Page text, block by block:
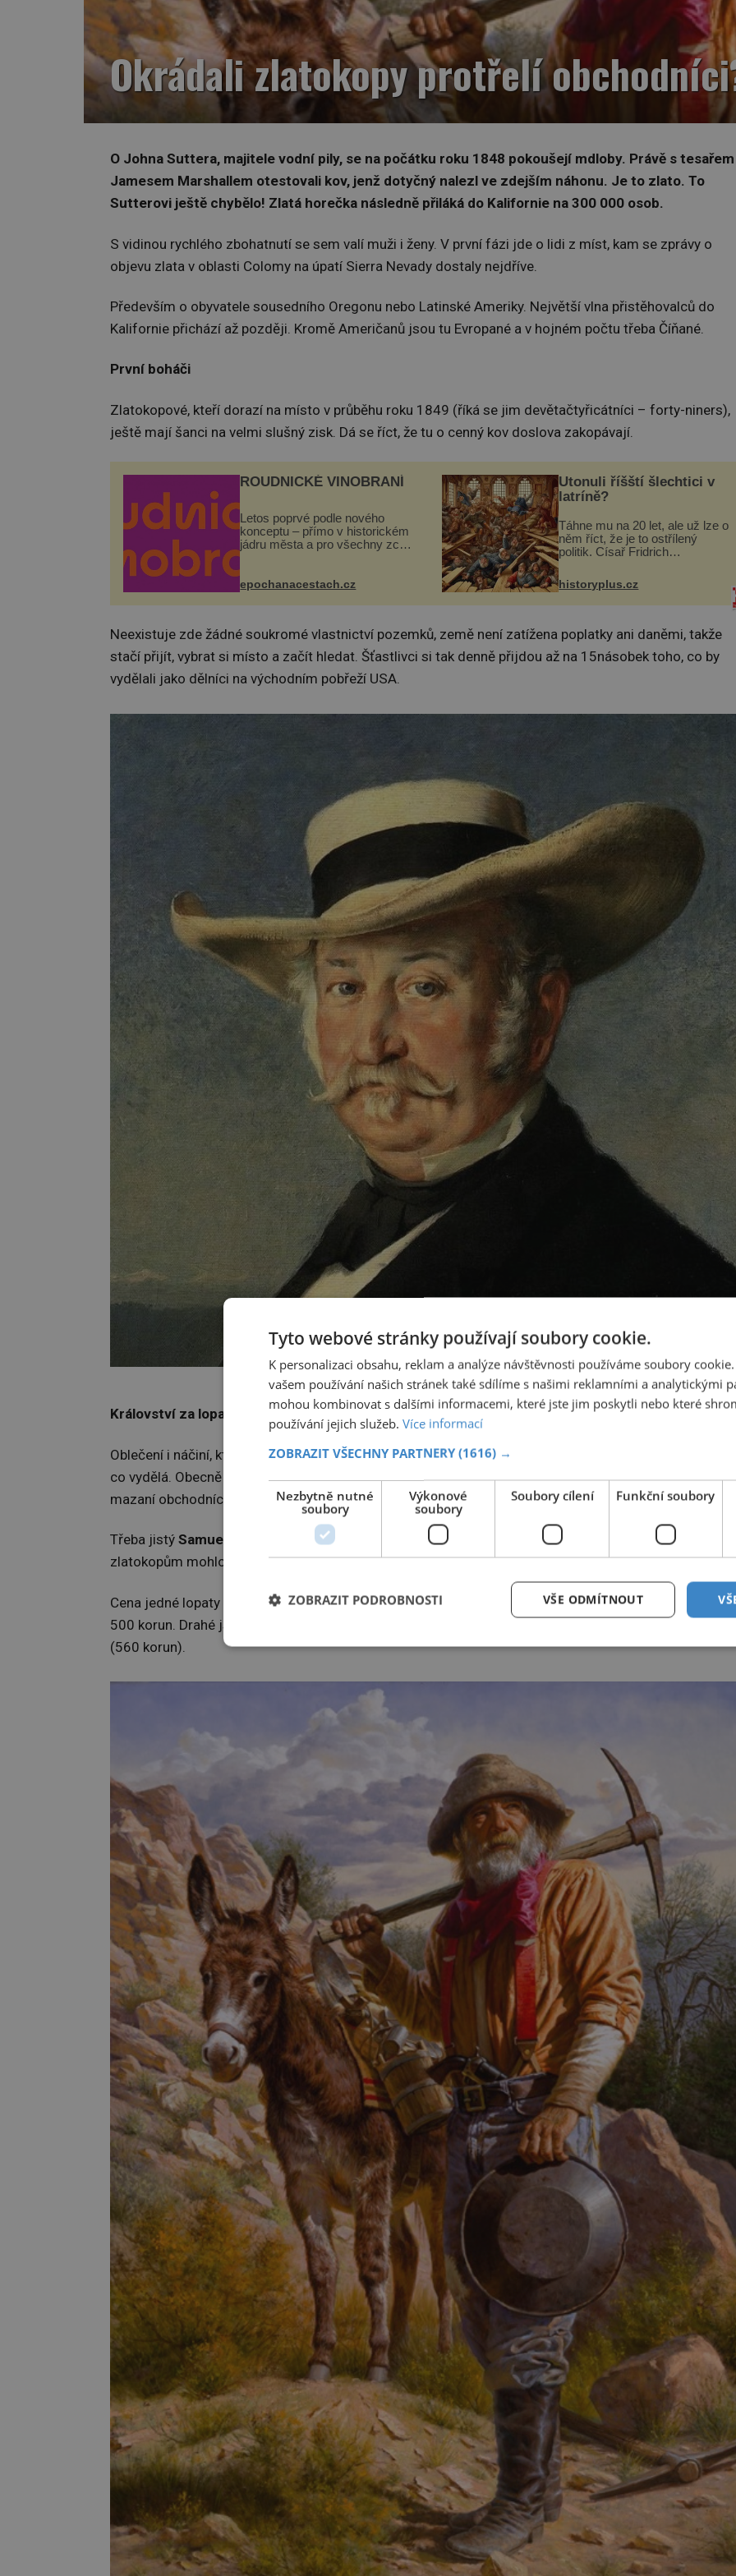
Okrádali zlatokopy protřelí
O Johna Suttera, majitele vodní pily, se na počátku roku 1848 pokoušejí mdloby. Právě s tesařem
Jamesem Marshallem otestovali kov, jenž dotyčný nalezl ve zdejším náhonu. Je to zlato. To
Sutterovi ještě chybělo! Zlatá horečka následně přiláká do Kalifornie na 300 000 osob.
S vidinou rychlého zbohatnutí se sem valí muži i ženy. V první fázi jde o lidi z míst, kam se zprávy o
objevu zlata v oblasti Colomy na úpatí Sierra Nevady dostaly nejdříve.
Především o obyvatele sousedního Oregonu nebo Latinské Ameriky. Největší vlna přistěhovalců do
Kalifornie přichází až později. Kromě Američanů jsou tu Evropané a v hojném počtu třeba Číňané.
První boháči
Zlatokopové, kteří dorazí na místo v průběhu roku 1849 (říká se jim devětačtyřicátníci – forty-niners),
ještě mají šanci na velmi slušný zisk. Dá se říct, že tu o cenný kov doslova zakopávají.
ROUDNICKÉ VINOBRANÍ
Letos poprvé podle nového
konceptu – přímo v historickém
jádru města a pro všechny zcela
náměstí. Návštěvníci se mohou
epochanacestach.cz
Utonuli říšští šlechtici v
latríně?
Táhne mu na 20 let, ale už lze o
něm říct, že je to ostřílený
politik. Císař Fridrich
syna a dědice Jindřicha VI. do
Erfurtu, aby se stal
prostředníkem při řešení sporu
historyplus.cz
Neexistuje zde žádné soukromé vlastnictví pozemků, země není zatížena poplatky ani daněmi, takže
stačí přijít, vybrat si místo a začít hledat. Šťastlivci si tak denně přijdou až na 15násobek toho, co by
vydělali jako dělníci na východním pobřeží USA.
John Sutter najde v náhonu zlato.
Království za lopatu
Oblečení i náčiní, které zlatokopové potřebují, je v Kalifornii předražené. Většina za ně utratí téměř vše,
co vydělá. Obecně platí, že na zlaté horečce mnohem víc než samotní hledači drahého kovu vydělali
mazaní obchodníci.
Třeba jistý Samuel Brannan
(1819–1889). Jakmile se doslechl o nálezu zlata, skoupil vše, co by se
zlatokopům mohlo hodit, a pak to draze prodával.
Cena jedné lopaty se tak vyšplhala na závratnou částku odpovídající dnešnímu 1000 dolarů, tedy 22
500 korun. Drahé jsou v Kalifornii i základní potraviny. Jedno vajíčko by v dnešní měně stálo 25 dolarů
(560 korun).
Tyto webové stránky používají soubory cookie.
K personalizaci obsahu, reklam a analýze návštěvnosti používáme soubory
vašem používání našich stránek také sdílíme s našimi reklamními a analytickými
mohou kombinovat s dalšími informacemi, které jste jim poskytli nebo které
používání jejich služeb. Více informací
ZOBRAZIT VŠECHNY PARTNERY (1616) →
Nezbytně nutné
soubory
Výkonové
soubory
Soubory cílení Funkční soubory
VŠE ODMÍTNOUT
ZOBRAZIT PODROBNOSTI